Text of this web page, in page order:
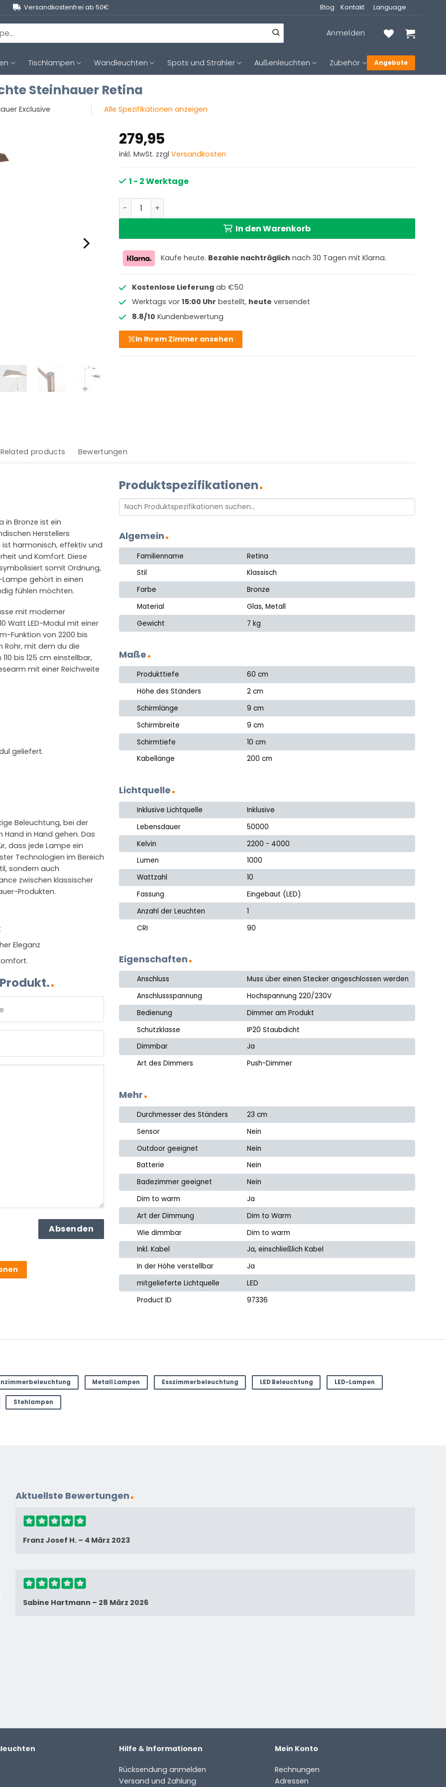
Versandkostenfrei ab 50€ Blog Kontakt Language
Anmelden
Tischlampen Wandleuchten Spots und Strahler Außenleuchten Zubehör Angebote
Steinhauer Retina
Exclusive Alle Spezifikationen anzeigen
279,95
inkl. MwSt. zzgl Versandkosten
1 - 2 Werktage
Klassische dimmbare Stehleuchte Steinhauer Retina Menge
In den Warenkorb
Kaufe heute. Bezahle nachträglich nach 30 Tagen mit Klarna.
Kostenlose Lieferungab €50
Werktags vor 15:00 Uhr bestellt, heute versendet
8.8/10 Kundenbewertung
In Ihrem Zimmer ansehen
Related products Bewertungen
in Bronze ist ein
Herstellers
ist harmonisch, effektiv und
und Komfort. Diese
somit Ordnung,
gehört in einen
fühlen möchten.
mit moderner
Watt LED-Modul mit einer
Funktion von 2200 bis
Rohr, mit dem du die
bis 125 cm einstellbar,
mit einer Reichweite
geliefert.
Beleuchtung, bei der
in Hand gehen. Das
dass jede Lampe ein
Technologien im Bereich
sondern auch
zwischen klassischer
Produkten.
Eleganz
Produktspezifikationen
Algemein
Familienname
Retina
Stil
Klassisch
Farbe
Bronze
Material
Glas, Metall
Gewicht
7 kg
Maße
Produkttiefe
60 cm
Höhe des Ständers
2 cm
Schirmlänge
9 cm
Schirmbreite
9 cm
Schirmtiefe
10 cm
Kabellänge
200 cm
Lichtquelle
Inklusive Lichtquelle
Inklusive
Lebensdauer
50000
Kelvin
2200 - 4000
Lumen
1000
Wattzahl
10
Fassung
Eingebaut (LED)
Anzahl der Leuchten
1
CRI
90
Eigenschaften
Anschluss
Muss über einen Stecker angeschlossen werden
Anschlussspannung
Hochspannung 220/230V
Bedienung
Dimmer am Produkt
Schutzklasse
IP20 Staubdicht
Dimmbar
Ja
Art des Dimmers
Push-Dimmer
Mehr
Durchmesser des Ständers
23 cm
Sensor
Nein
Outdoor geeignet
Nein
Batterie
Nein
Badezimmer geeignet
Nein
Dim to warm
Ja
Art der Dimmung
Dim to Warm
Wie dimmbar
Dim to warm
Inkl. Kabel
Ja, einschließlich Kabel
In der Höhe verstellbar
Ja
mitgelieferte Lichtquelle
LED
Product ID
97336
Metall Lampen Esszimmerbeleuchtung LED Beleuchtung LED-Lampen
Stehlampen
Aktuellste Bewertungen
Franz Josef H. – 4 März 2023
Sabine Hartmann – 28 März 2026
Hilfe & Informationen
Rücksendung anmelden
Versand und Zahlung
Mein Konto
Rechnungen
Adressen